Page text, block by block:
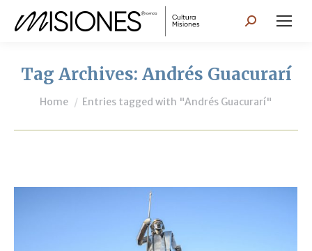
Search:
Tag Archives: Andrés Guacurarí
You are here:
Home Entries tagged with "Andrés Guacurarí"